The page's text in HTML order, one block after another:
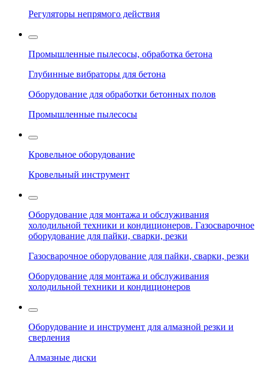
Регуляторы непрямого действия
Промышленные пылесосы, обработка бетона
Глубинные вибраторы для бетона
Оборудование для обработки бетонных полов
Промышленные пылесосы
Кровельное оборудование
Кровельный инструмент
Оборудование для монтажа и обслуживания
холодильной техники и кондиционеров. Газосварочное
оборудование для пайки, сварки, резки
Газосварочное оборудование для пайки, сварки, резки
Оборудование для монтажа и обслуживания
холодильной техники и кондиционеров
Оборудование и инструмент для алмазной резки и
сверления
Алмазные диски